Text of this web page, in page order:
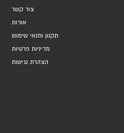
צור קשר
אודות
תקנון ותנאי שימוש
מדיניות פרטיות
הצהרת נגישות